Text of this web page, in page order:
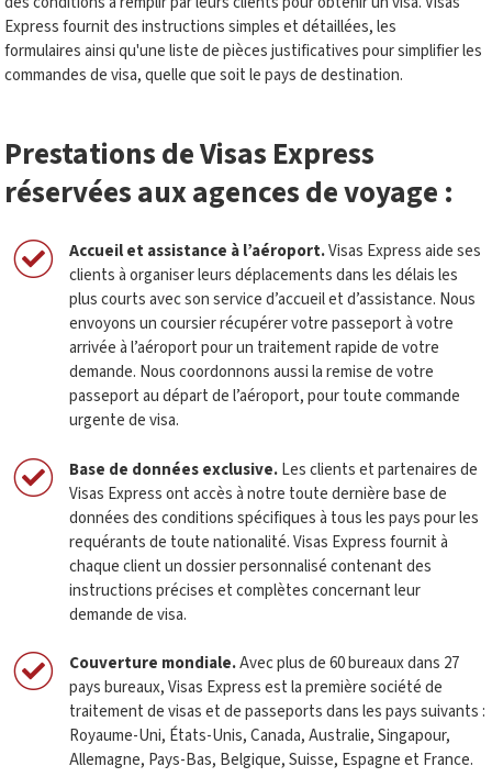
Express fournit des instructions simples et détaillées, les
formulaires ainsi qu'une liste de pièces justificatives pour simplifier les
commandes de visa, quelle que soit le pays de destination.
Prestations de Visas Express
réservées aux agences de voyage :
Accueil et assistance à l’aéroport.Visas Express aide ses
clients à organiser leurs déplacements dans les délais les
plus courts avec son service d’accueil et d’assistance. Nous
envoyons un coursier récupérer votre passeport à votre
arrivée à l’aéroport pour un traitement rapide de votre
demande. Nous coordonnons aussi la remise de votre
passeport au départ de l’aéroport, pour toute commande
urgente de visa.
Base de données exclusive.Les clients et partenaires de
Visas Express ont accès à notre toute dernière base de
données des conditions spécifiques à tous les pays pour les
requérants de toute nationalité. Visas Express fournit à
chaque client un dossier personnalisé contenant des
instructions précises et complètes concernant leur
demande de visa.
Couverture mondiale.Avec plus de 60 bureaux dans 27
pays bureaux, Visas Express est la première société de
traitement de visas et de passeports dans les pays suivants :
Royaume-Uni, États-Unis, Canada, Australie, Singapour,
Allemagne, Pays-Bas, Belgique, Suisse, Espagne et France.